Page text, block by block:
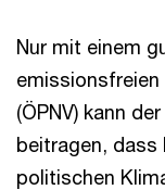
Nur mit einem
(ÖPNV) kann
beitragen, dass
politischen